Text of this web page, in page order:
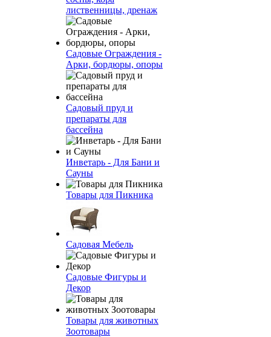
лиственницы, дренаж
Садовые Ограждения -
Арки, бордюры, опоры
Садовый пруд и
препараты для
бассейна
Инветарь - Для Бани и
Сауны
Товары для Пикника
Садовая Мебель
Садовые Фигуры и
Декор
Товары для животных
Зоотовары